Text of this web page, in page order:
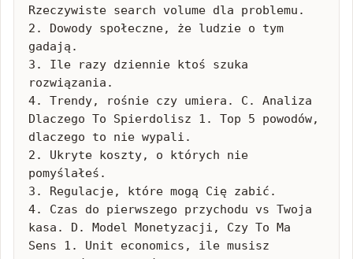
Rzeczywiste search volume dla problemu.
2. Dowody społeczne, że ludzie o tym
gadają.
3. Ile razy dziennie ktoś szuka
rozwiązania.
4. Trendy, rośnie czy umiera. C. Analiza
Dlaczego To Spierdolisz 1. Top 5 powodów,
dlaczego to nie wypali.
2. Ukryte koszty, o których nie
pomyślałeś.
3. Regulacje, które mogą Cię zabić.
4. Czas do pierwszego przychodu vs Twoja
kasa. D. Model Monetyzacji, Czy To Ma
Sens 1. Unit economics, ile musisz